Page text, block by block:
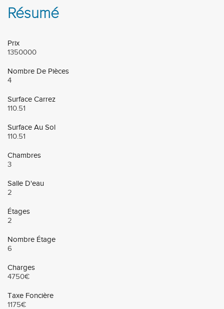
Résumé
Prix
1350000
Nombre De Pièces
4
Surface Carrez
110.51
Surface Au Sol
110.51
Chambres
3
Salle D'eau
2
Étages
2
Nombre Étage
6
Charges
4750€
Taxe Foncière
1175€